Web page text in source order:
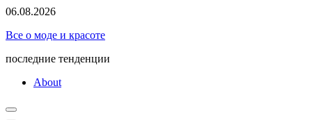
Skip
content
06.08.2026
Все о моде и красоте
последние тенденции
About